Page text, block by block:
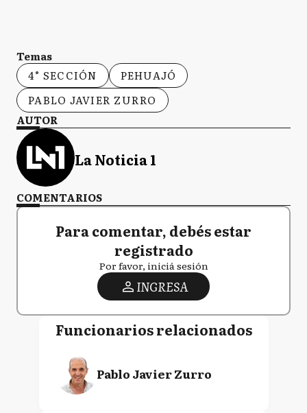
Temas
4° SECCIÓN
PEHUAJÓ
PABLO JAVIER ZURRO
AUTOR
La Noticia 1
COMENTARIOS
Para comentar, debés estar
registrado
Por favor, iniciá sesión
INGRESA
Funcionarios relacionados
Pablo Javier Zurro